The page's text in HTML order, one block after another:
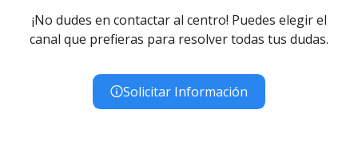
¡No dudes en contactar al centro! Puedes elegir el
canal que prefieras para resolver todas tus dudas.
Solicitar Información